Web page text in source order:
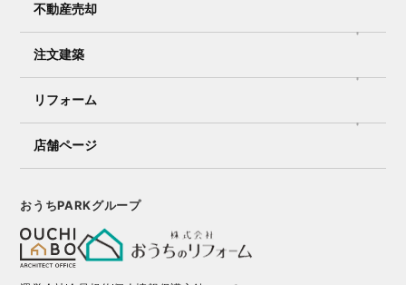
不動産売却
注文建築
リフォーム
店舗ページ
おうちPARKグループ